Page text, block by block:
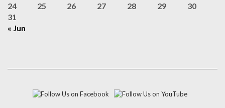
« Jun
24
25 26 27 28 29
30
31